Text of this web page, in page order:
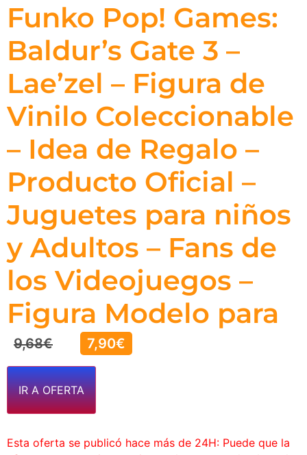
Funko Pop! Games:
Baldur’s Gate 3 –
Lae’zel – Figura de
Vinilo Coleccionable
– Idea de Regalo –
Producto Oficial –
Juguetes para niños
y Adultos – Fans de
los Videojuegos –
Figura Modelo para
9,68€ 7,90€
IR A OFERTA
Esta oferta se publicó hace más de 24H: Puede que la